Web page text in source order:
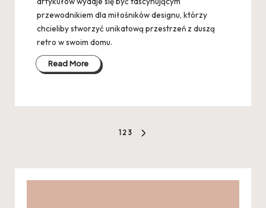
przewodnikiem dla miłośników designu, którzy
chcieliby stworzyć unikatową przestrzeń z duszą
retro w swoim domu.
Read More
Stronicowanie
1 2 3